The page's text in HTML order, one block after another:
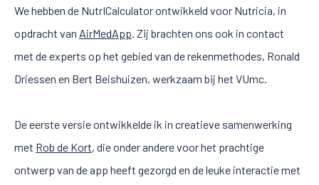
We hebben de NutrICalculator ontwikkeld voor Nutricia, in
opdracht van AirMedApp. Zij brachten ons ook in contact
met de experts op het gebied van de rekenmethodes, Ronald
Driessen en Bert Beishuizen, werkzaam bij het VUmc.
De eerste versie ontwikkelde ik in creatieve samenwerking
met Rob de Kort, die onder andere voor het prachtige
ontwerp van de app heeft gezorgd en de leuke interactie met